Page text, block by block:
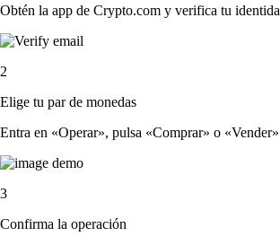
Obtén la app de Crypto.com y verifica tu
2
Elige tu par de monedas
Entra en «Operar», pulsa «Comprar» o
3
Confirma la operación